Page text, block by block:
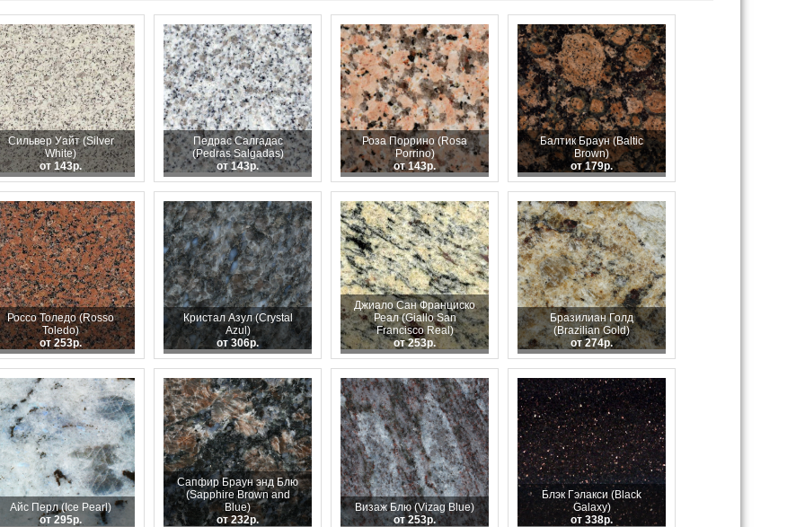
Сильвер Уайт (Silver
White)
от 143р.
Педрас Салгадас
(Pedras Salgadas)
от 143р.
Роза Поррино (Rosa
Porrino)
от 143р.
Балтик Браун (Baltic
Brown)
от 179р.
Россо Толедо (Rosso
Toledo)
от 253р.
Кристал Азул (Crystal
Azul)
от 306р.
Джиало Сан Франциско
Реал (Giallo San
Francisco Real)
от 253р.
Бразилиан Голд
(Brazilian Gold)
от 274р.
Айс Перл (Ice Pearl)
от 295р.
Сапфир Браун энд Блю
(Sapphire Brown and
Blue)
от 232р.
Визаж Блю (Vizag Blue)
от 253р.
Блэк Гэлакси (Black
Galaxy)
от 338р.